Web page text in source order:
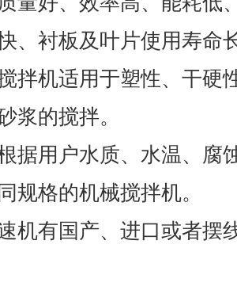
、衬板及叶片使用寿命
拌机适用于塑性、干硬
浆的搅拌。
据用户水质、水温、腐
规格的机械搅拌机。
机有国产、进口或者摆